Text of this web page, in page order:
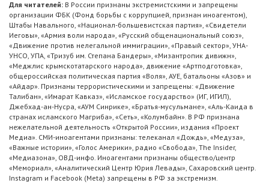
Для читателей: В России признаны экстремистскими и запрещены
организации ФБК (Фонд борьбы с коррупцией, признан иноагентом),
Штабы Навального, «Национал-большевистская партия», «Свидетели
Иеговы», «Армия воли народа», «Русский общенациональный союз»,
«Движение против нелегальной иммиграции», «Правый сектор», УНА-
УНСО, УПА, «Тризуб им. Степана Бандеры», «Мизантропик дивижн»,
«Меджлис крымскотатарского народа», движение «Артподготовка»,
общероссийская политическая партия «Воля», АУЕ, батальоны «Азов» и
«Айдар». Признаны террористическими и запрещены: «Движение
Талибан», «Имарат Кавказ», «Исламское государство» (ИГ, ИГИЛ),
Джебхад-ан-Нусра, «АУМ Синрике», «Братья-мусульмане», «Аль-Каида в
странах исламского Магриба», «Сеть», «Колумбайн». В РФ признана
нежелательной деятельность «Открытой России», издания «Проект
Медиа». СМИ-иноагентами признаны: телеканал «Дождь», «Медуза»,
«Важные истории», «Голос Америки», радио «Свобода», The Insider,
«Медиазона», ОВД-инфо. Иноагентами признаны общество/центр
«Мемориал», «Аналитический Центр Юрия Левады», Сахаровский центр.
Instagram и Facebook (Metа) запрещены в РФ за экстремизм.